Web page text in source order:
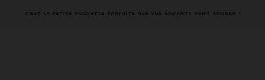
C'est la petite pochette parfaite que vos enfants vont adorer !